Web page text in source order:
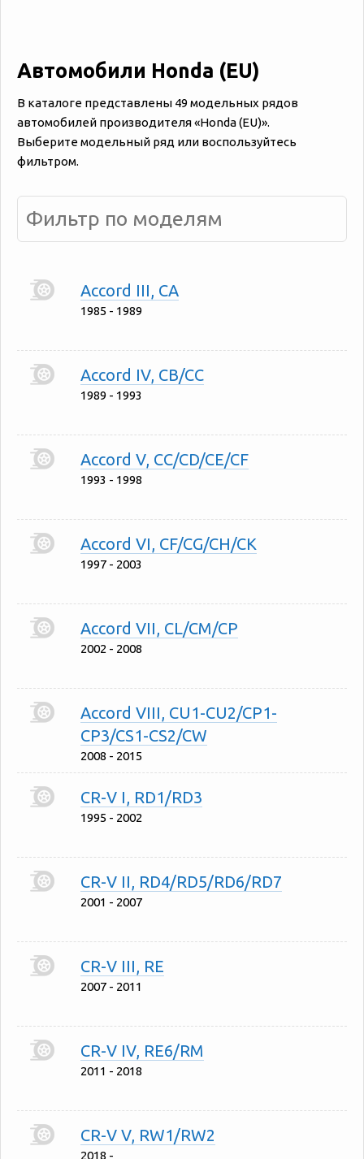
Автомобили Honda (EU)
В каталоге представлены 49 модельных рядов
автомобилей производителя «‎‎Honda (EU)».
Выберите модельный ряд или воспользуйтесь
фильтром.
Accord III, CA
1985 - 1989
Accord IV, CB/CC
1989 - 1993
Accord V, CC/CD/CE/CF
1993 - 1998
Accord VI, CF/CG/CH/CK
1997 - 2003
Accord VII, CL/CM/CP
2002 - 2008
Accord VIII, CU1-CU2/CP1-
CP3/CS1-CS2/CW
2008 - 2015
CR-V I, RD1/RD3
1995 - 2002
CR-V II, RD4/RD5/RD6/RD7
2001 - 2007
CR-V III, RE
2007 - 2011
CR-V IV, RE6/RM
2011 - 2018
CR-V V, RW1/RW2
2018 -